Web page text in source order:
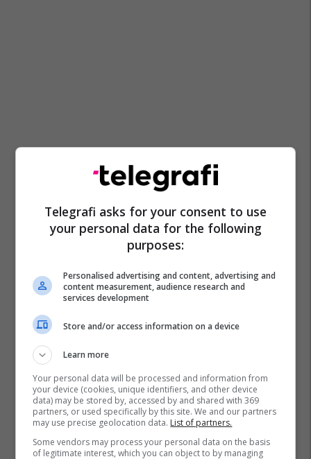
Telegrafi asks for your consent to use
your personal data for the following
purposes:
Personalised advertising and content, advertising and
content measurement, audience research and
services development
Store and/or access information on a device
Learn more
Your personal data will be processed and information from
your device (cookies, unique identifiers, and other device
data) may be stored by, accessed by and shared with 369
partners, or used specifically by this site. We and our partners
may use precise geolocation data. List of partners.
Some vendors may process your personal data on the basis
of legitimate interest, which you can object to by managing